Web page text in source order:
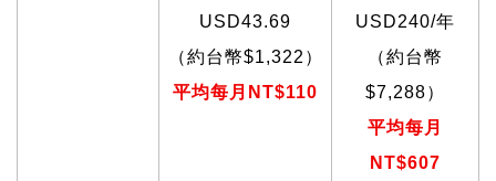
USD240/年
（約台幣
$7,288）
平均每月
NT$607
USD43.69
（約台幣$1,322）
平均每月NT$110